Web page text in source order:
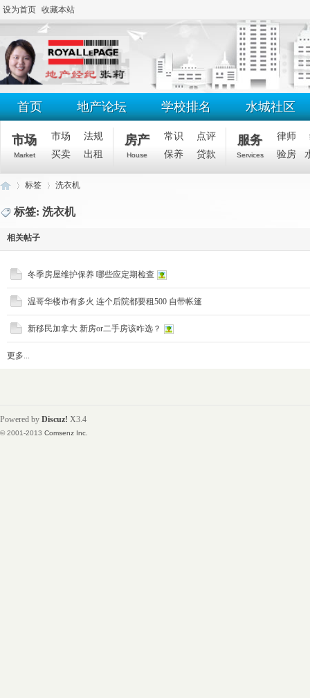
设为首页 收藏本站
首页 地产论坛 学校排名 水城社区
市场
Market
市场
法规
买卖
出租
房产
House
常识
点评
保养
贷款
服务
Services
律师
验房
›
标签 洗衣机
标签: 洗衣机
相关帖子
冬季房屋维护保养 哪些应定期检查
温哥华楼市有多火 连个后院都要租500 自带帐篷
新移民加拿大 新房or二手房该咋选？
更多...
Powered by Discuz! X3.4
© 2001-2013 Comsenz Inc.